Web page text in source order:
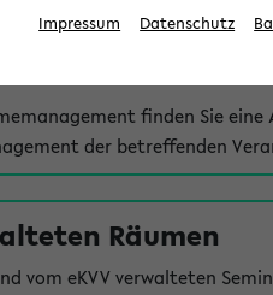
finden Sie
der betreffenden
Räumen
vom eKVV verwalteten
Impressum Datenschutz